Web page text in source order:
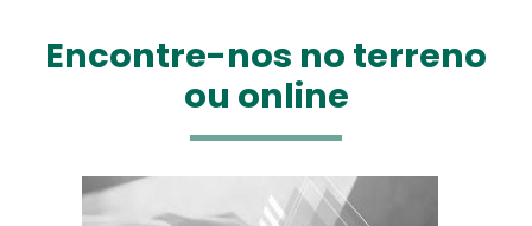
Encontre-nos no terreno
ou online